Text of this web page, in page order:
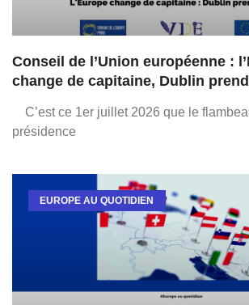
Conseil de l’Union européenne :
change de capitaine, Dublin
C’est ce 1er juillet 2026 que le
présidence
EUROPE AU QUOTIDIEN